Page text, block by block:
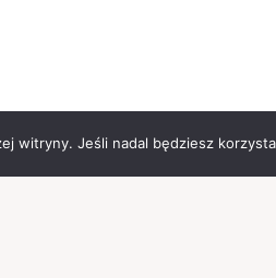
witryny. Jeśli nadal będziesz